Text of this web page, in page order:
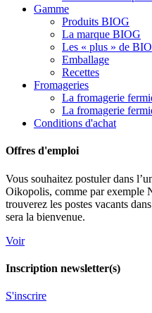
Gamme
Produits BIOG
La marque BIOG
Les « plus » de
Emballage
Recettes
Fromageries
La fromagerie
La fromagerie
Conditions d'achat
Offres d'emploi
Vous souhaitez postuler dans
Oikopolis, comme par exemple
trouverez les postes vacants
sera la bienvenue.
Voir
Inscription newsletter(s)
S'inscrire